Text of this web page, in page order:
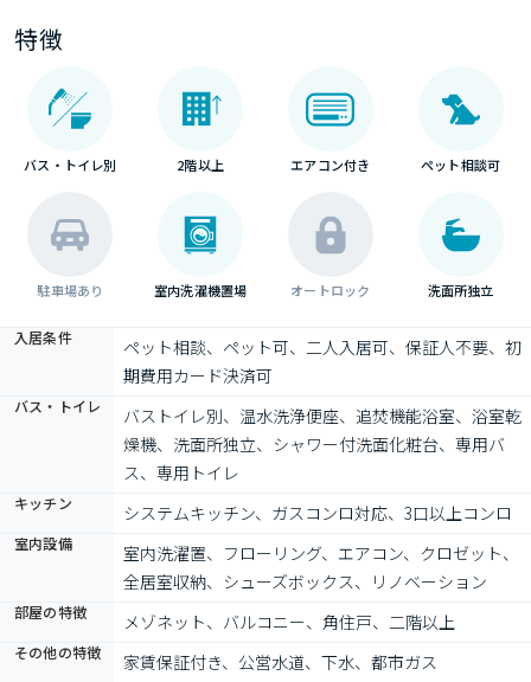
特徴
バス・トイレ別 2階以上 エアコン付き ペット相談可
駐車場あり 室内洗濯機置場 オートロック 洗面所独立
入居条件
ペット相談、ペット可、二人入居可、保証人不要、初
期費用カード決済可
バス・トイレ
バストイレ別、温水洗浄便座、追焚機能浴室、浴室乾
燥機、洗面所独立、シャワー付洗面化粧台、専用バ
ス、専用トイレ
キッチン システムキッチン、ガスコンロ対応、3口以上コンロ
室内設備
室内洗濯置、フローリング、エアコン、クロゼット、
全居室収納、シューズボックス、リノベーション
部屋の特徴 メゾネット、バルコニー、角住戸、二階以上
その他の特徴 家賃保証付き、公営水道、下水、都市ガス